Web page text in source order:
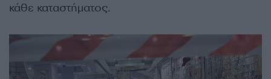
κάθε καταστήματος.